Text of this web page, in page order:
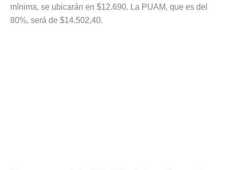
mínima, se ubicarán en $12.690. La PUAM, que es del
80%, será de $14.502,40.